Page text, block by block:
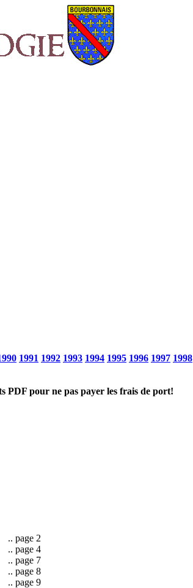
1991 1992 1993 1994 1995 1996 1997 1998
PDF pour ne pas payer les frais de port!
.. page 2
.. page 4
.. page 7
.. page 8
.. page 9